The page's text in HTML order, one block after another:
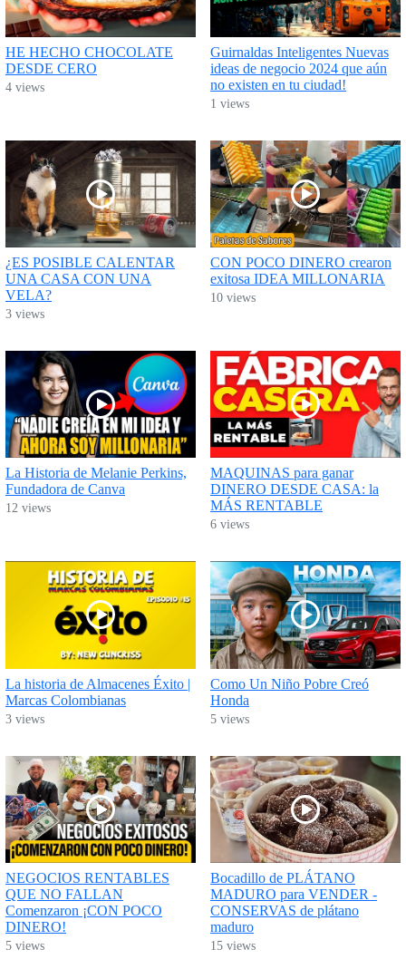
HE HECHO CHOCOLATE
DESDE CERO
4 views
Guirnaldas Inteligentes Nuevas
ideas de negocio 2024 que aún
no existen en tu ciudad!
1 views
¿ES POSIBLE CALENTAR
UNA CASA CON UNA
VELA?
3 views
CON POCO DINERO crearon
exitosa IDEA MILLONARIA
10 views
La Historia de Melanie Perkins,
Fundadora de Canva
12 views
MAQUINAS para ganar
DINERO DESDE CASA: la
MÁS RENTABLE
6 views
La historia de Almacenes Éxito |
Marcas Colombianas
3 views
Como Un Niño Pobre Creó
Honda
5 views
NEGOCIOS RENTABLES
QUE NO FALLAN
Comenzaron ¡CON POCO
DINERO!
5 views
Bocadillo de PLÁTANO
MADURO para VENDER -
CONSERVAS de plátano
maduro
15 views